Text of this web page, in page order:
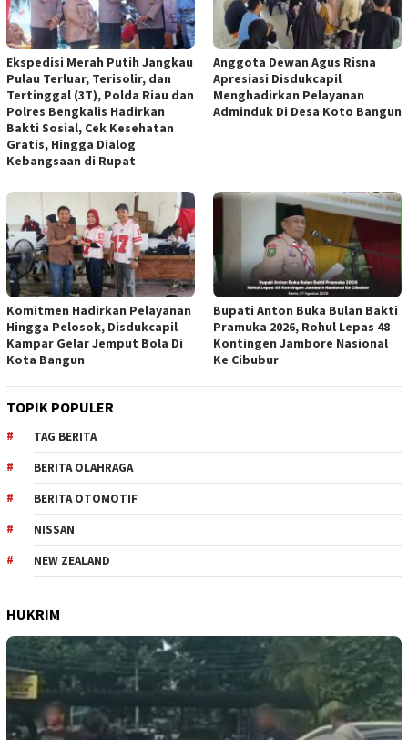
Ekspedisi Merah Putih Jangkau
Pulau Terluar, Terisolir, dan
Tertinggal (3T), Polda Riau dan
Polres Bengkalis Hadirkan
Bakti Sosial, Cek Kesehatan
Gratis, Hingga Dialog
Kebangsaan di Rupat
Anggota Dewan Agus Risna
Apresiasi Disdukcapil
Menghadirkan Pelayanan
Adminduk Di Desa Koto Bangun
Komitmen Hadirkan Pelayanan
Hingga Pelosok, Disdukcapil
Kampar Gelar Jemput Bola Di
Kota Bangun
Bupati Anton Buka Bulan Bakti
Pramuka 2026, Rohul Lepas 48
Kontingen Jambore Nasional
Ke Cibubur
TOPIK POPULER
TAG BERITA
BERITA OLAHRAGA
BERITA OTOMOTIF
NISSAN
NEW ZEALAND
HUKRIM